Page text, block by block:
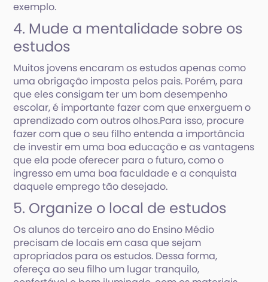
exemplo.
4. Mude a mentalidade sobre os
estudos
Muitos jovens encaram os estudos apenas como
uma obrigação imposta pelos pais. Porém, para
que eles consigam ter um bom desempenho
escolar, é importante fazer com que enxerguem o
aprendizado com outros olhos.Para isso, procure
fazer com que o seu filho entenda a importância
de investir em uma boa educação e as vantagens
que ela pode oferecer para o futuro, como o
ingresso em uma boa faculdade e a conquista
daquele emprego tão desejado.
5. Organize o local de estudos
Os alunos do terceiro ano do Ensino Médio
precisam de locais em casa que sejam
apropriados para os estudos. Dessa forma,
ofereça ao seu filho um lugar tranquilo,